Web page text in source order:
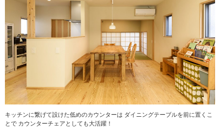
キッチンに繋げて設けた低めのカウンターは ダイニングテーブルを前に置くこ
とで カウンターチェアとしても大活躍！